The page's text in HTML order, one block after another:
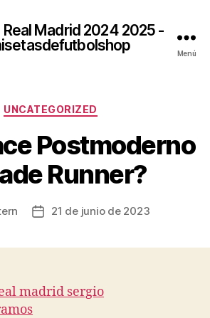
Madrid 2024 2025 -
Menú
Categorías
UNCATEGORIZED
Postmoderno
Runner?
Fecha21 de junio de 2023